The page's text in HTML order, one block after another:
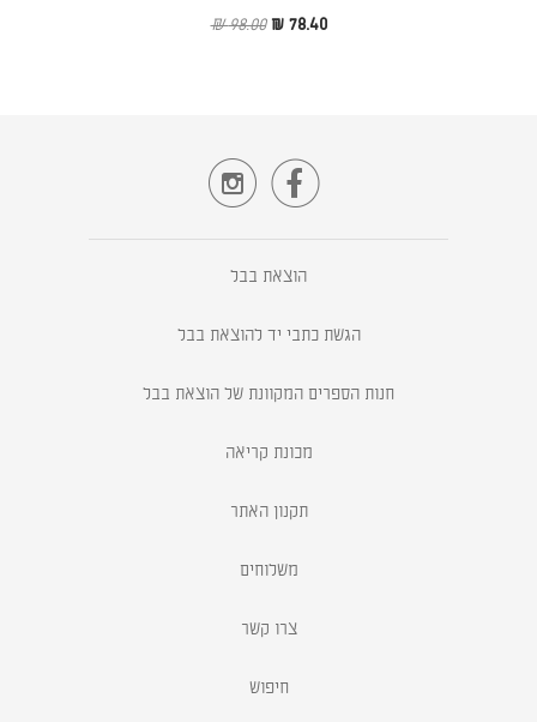
78.40 ₪
98.00 ₪


הוצאת בבל
הגשת כתבי יד להוצאת בבל
חנות הספרים המקוונת של הוצאת בבל
מכונת קריאה
תקנון האתר
משלוחים
צרו קשר
חיפוש